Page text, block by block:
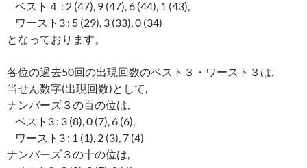
ベスト４ : 2 (47), 9 (47), 6 (44), 1 (43),
ワースト3 : 5 (29), 3 (33), 0 (34)
となっております。
各位の過去50回の出現回数のベスト３・ワースト３は,
当せん数字(出現回数)として,
ナンバーズ３の百の位は,
ベスト3 : 3 (8), 0 (7), 6 (6),
ワースト3 : 1 (1), 2 (3), 7 (4)
ナンバーズ３の十の位は,